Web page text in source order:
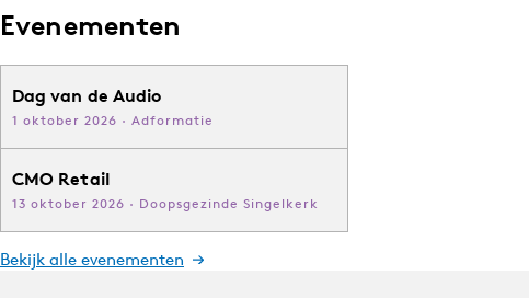
Evenementen
Dag van de Audio
1 oktober 2026 · Adformatie
CMO Retail
13 oktober 2026 · Doopsgezinde Singelkerk
Bekijk alle evenementen